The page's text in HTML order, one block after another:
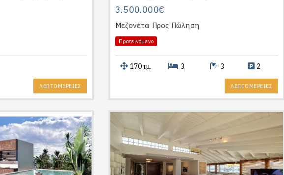
ΛΕΠΤΟΜΕΡΕΙΕΣ
3.500.000€
Μεζονέτα Προς Πώληση
Προτεινόμενο
170τμ. 3 3 2
ΛΕΠΤΟΜΕΡΕΙΕΣ